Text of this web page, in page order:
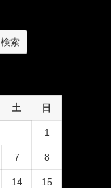
検索
土 日
1
7 8
14 15